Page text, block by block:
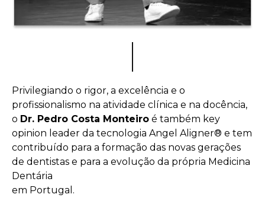
Privilegiando o rigor, a excelência e o
profissionalismo na atividade clínica e na docência,
o Dr. Pedro Costa Monteiro é também key
opinion leader da tecnologia Angel Aligner® e tem
contribuído para a formação das novas gerações
de dentistas e para a evolução da própria Medicina
Dentária
em Portugal.